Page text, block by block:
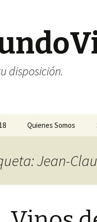
disposición.
Quienes Somos
Jean-